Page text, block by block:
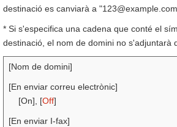
destinació es canviarà a
* Si s'especifica una cadena que conté el
destinació, el nom de domini no s'adjuntarà
[Nom de domini]
[En enviar correu electrònic]
[On], [Off]
[En enviar I-fax]